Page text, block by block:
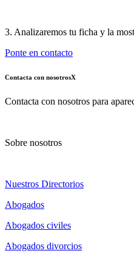
3. Analizaremos tu ficha y la
Ponte en contacto
Contacta con nosotrosX
Contacta con nosotros para
Sobre nosotros
Nuestros Directorios
Abogados
Abogados civiles
Abogados divorcios